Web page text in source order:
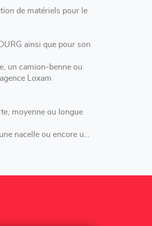
de matériels pour le
son
un camion-benne ou
Loxam
moyenne ou longue
nacelle ou encore une